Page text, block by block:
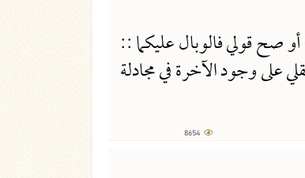
قولي فالوبال عليكما ::
على وجود الآخرة في مجادلة
16014 مشاهدة